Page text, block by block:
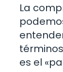
La
es el